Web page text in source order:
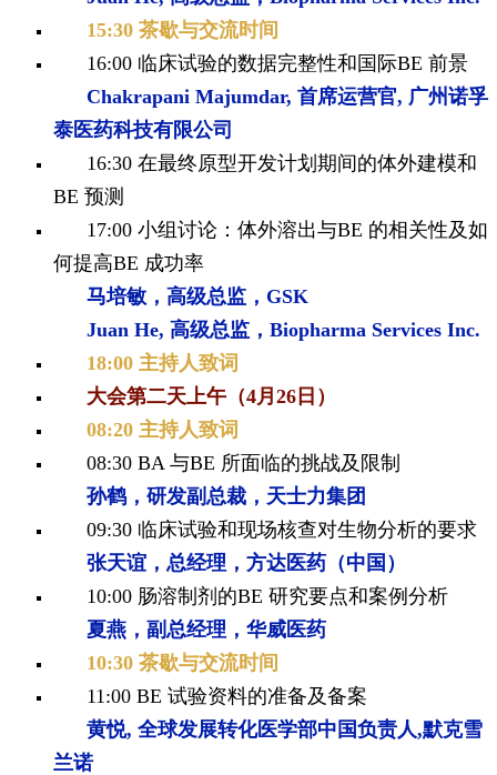
15:30 茶歇与交流时间
16:00 临床试验的数据完整性和国际BE 前景
Chakrapani Majumdar, 首席运营官, 广州诺孚
泰医药科技有限公司
16:30 在最终原型开发计划期间的体外建模和
BE 预测
17:00 小组讨论：体外溶出与BE 的相关性及如
何提高BE 成功率
马培敏，高级总监，GSK
Juan He, 高级总监，Biopharma Services Inc.
18:00 主持人致词
大会第二天上午（4月26日）
08:20 主持人致词
08:30 BA 与BE 所面临的挑战及限制
孙鹤，研发副总裁，天士力集团
09:30 临床试验和现场核查对生物分析的要求
张天谊，总经理，方达医药（中国）
10:00 肠溶制剂的BE 研究要点和案例分析
夏燕，副总经理，华威医药
10:30 茶歇与交流时间
11:00 BE 试验资料的准备及备案
黄悦, 全球发展转化医学部中国负责人,默克雪
兰诺